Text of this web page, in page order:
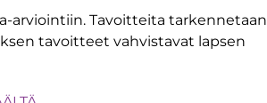
Tavoitteita tarkennetaan
tavoitteet vahvistavat lapsen